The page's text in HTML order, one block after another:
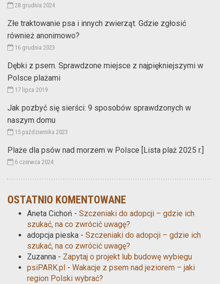
28 grudnia 2024
Złe traktowanie psa i innych zwierząt. Gdzie zgłosić
również anonimowo?
16 grudnia 2023
Dębki z psem. Sprawdzone miejsce z najpiękniejszymi w
Polsce plażami
17 lipca 2019
Jak pozbyć się sierści: 9 sposobów sprawdzonych w
naszym domu
15 października 2023
Plaże dla psów nad morzem w Polsce [Lista plaż 2025 r.]
6 czerwca 2024
OSTATNIO KOMENTOWANE
Aneta Cichoń - Szczeniaki do adopcji – gdzie ich
szukać, na co zwrócić uwagę?
adopcja pieska - Szczeniaki do adopcji – gdzie ich
szukać, na co zwrócić uwagę?
Zuzanna - Zapytaj o projekt lub budowę wybiegu
psiPARK.pl - Wakacje z psem nad jeziorem – jaki
region Polski wybrać?